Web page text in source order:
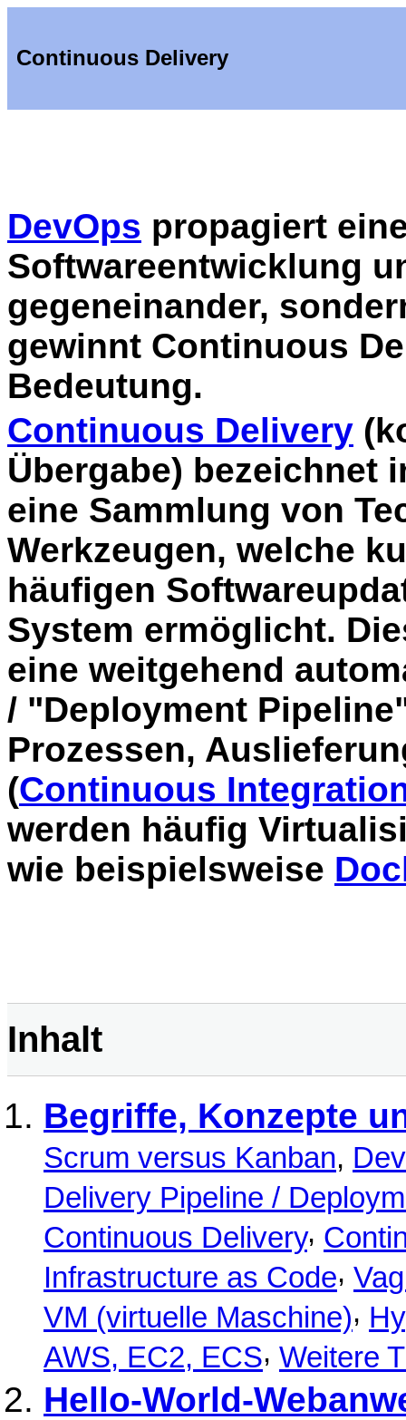
Continuous Delivery
DevOps propagiert
Softwareentwicklung
gegeneinander,
gewinnt Continuous
Bedeutung.
Continuous Delivery
Übergabe) bezeichnet
eine Sammlung von
Werkzeugen, welche
häufigen
System ermöglicht.
eine weitgehend
/ "Deployment
Prozessen,
(Continuous
werden häufig
wie beispielsweise
Inhalt
Begriffe, Konzepte
Scrum versus Kanban,
Delivery Pipeline /
Continuous Delivery,
Infrastructure as Code,
VM (virtuelle Maschine),
AWS, EC2, ECS, Weitere
Hello-World-